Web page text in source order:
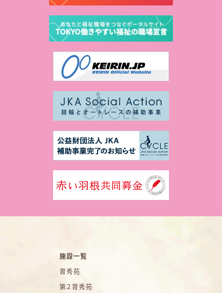
施設一覧
育秀苑
第２育秀苑